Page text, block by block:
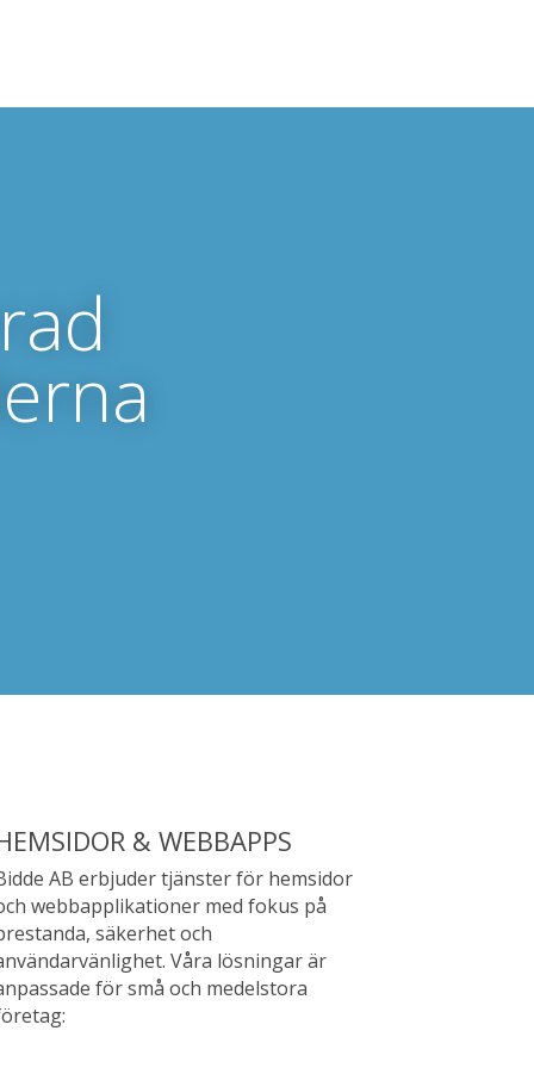
& WEBBAPPS
AB erbjuder tjänster för hemsidor
webbapplikationer med fokus på
säkerhet och
Våra lösningar är
för små och medelstora